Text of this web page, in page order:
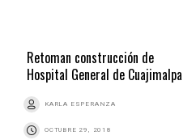
Retoman construcción de
Hospital General de Cuajimalpa
KARLA ESPERANZA
OCTUBRE 29, 2018